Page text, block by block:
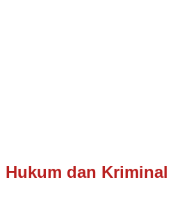
Hukum dan Kriminal